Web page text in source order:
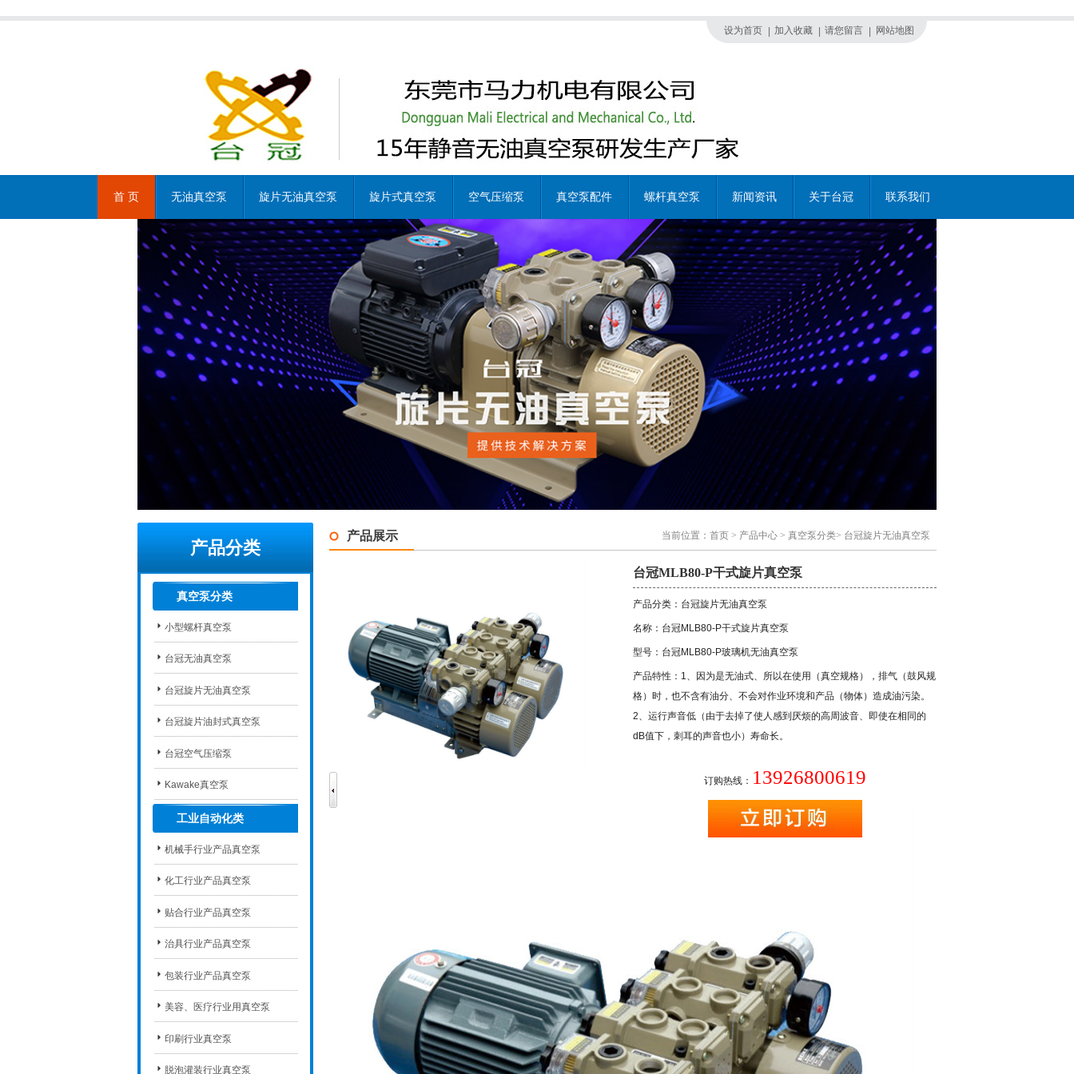
设为首页 加入收藏 请您留言 网站地图
首 页 无油真空泵 旋片无油真空泵 旋片式真空泵 空气压缩泵 真空泵配件 螺杆真空泵 新闻资讯 关于台冠 联系我们
产品分类
真空泵分类
小型螺杆真空泵
台冠无油真空泵
台冠旋片无油真空泵
台冠旋片油封式真空泵
台冠空气压缩泵
Kawake真空泵
工业自动化类
机械手行业产品真空泵
化工行业产品真空泵
贴合行业产品真空泵
治具行业产品真空泵
包装行业产品真空泵
美容、医疗行业用真空泵
印刷行业真空泵
脱泡灌装行业真空泵
产品展示 当前位置： 首页 > 产品中心 > 真空泵分类> 台冠旋片无油真空泵
台冠MLB80-P干式旋片真空泵
产品分类：台冠旋片无油真空泵
名称：台冠MLB80-P干式旋片真空泵
型号：台冠MLB80-P玻璃机无油真空泵
产品特性：1、因为是无油式、所以在使用（真空规格），排气（鼓风规
格）时，也不含有油分、不会对作业环境和产品（物体）造成油污染。
2、运行声音低（由于去掉了使人感到厌烦的高周波音、即使在相同的
dB值下，刺耳的声音也小）寿命长。
订购热线： 13926800619